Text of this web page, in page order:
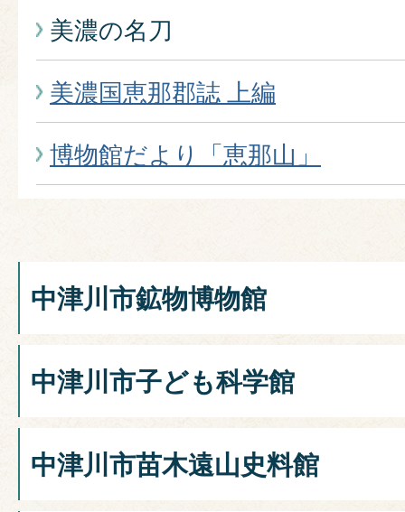
美濃の名刀
美濃国恵那郡誌 上編
博物館だより「恵那山」
中津川市鉱物博物館
中津川市子ども科学館
中津川市苗木遠山史料館